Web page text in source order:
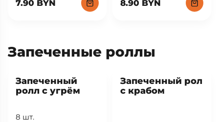
7.90 BYN 8.90 BYN
Запеченные роллы
Запеченный
ролл с угрём
8 шт.
Запеченный рол
с крабом